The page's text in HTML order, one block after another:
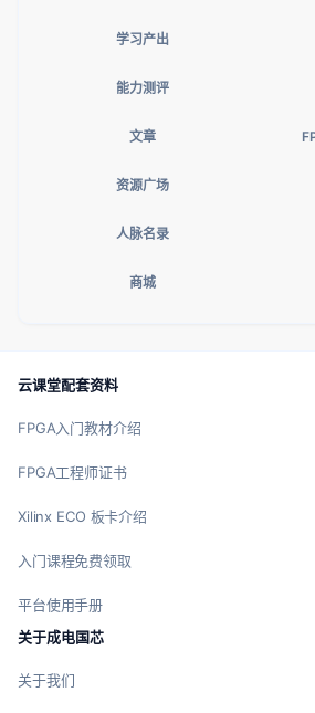
学习产出
能力测评
文章
资源广场
人脉名录
商城
云课堂配套资料
FPGA入门教材介绍
FPGA工程师证书
Xilinx ECO 板卡介绍
入门课程免费领取
平台使用手册
关于成电国芯
关于我们